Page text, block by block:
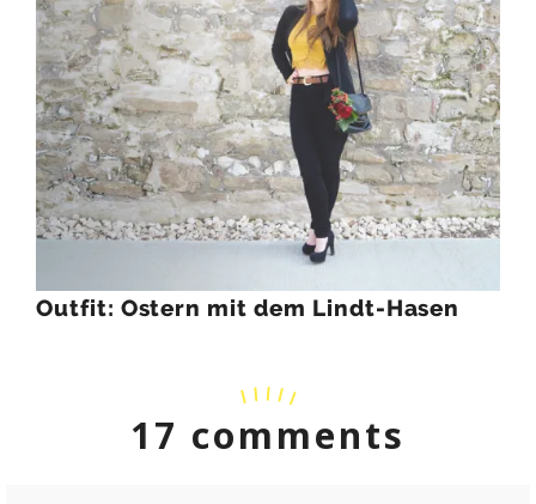
Outfit: Ostern mit dem Lindt-Hasen
17 comments